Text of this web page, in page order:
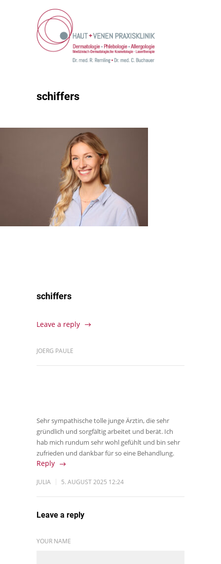
schiffers
schiffers
Leave a reply
JOERG PAULE
Sehr sympathische tolle junge Ärztin, die sehr
gründlich und sorgfältig arbeitet und berät. Ich
hab mich rundum sehr wohl gefühlt und bin sehr
zufrieden und dankbar für so eine Behandlung.
Reply
JULIA 5. AUGUST 2025 12:24
Leave a reply
YOUR NAME